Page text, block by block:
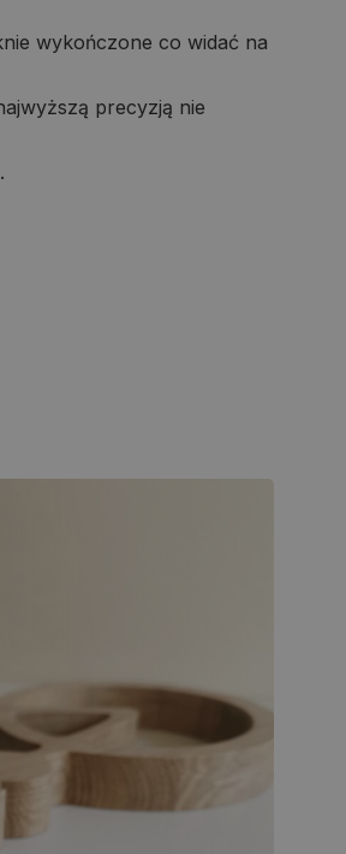
wykończone co widać na
precyzją nie